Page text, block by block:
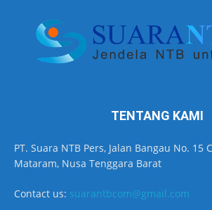
TENTANG KAMI
PT. Suara NTB Pers, Jalan Bangau No. 15
Mataram, Nusa Tenggara Barat
Contact us: suarantbcom@gmail.com